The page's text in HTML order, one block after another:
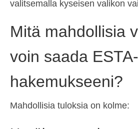
valitsemalla kyseisen valikon
Mitä mahdollisia
voin saada ESTA-
hakemukseeni?
Mahdollisia tuloksia on kolme: